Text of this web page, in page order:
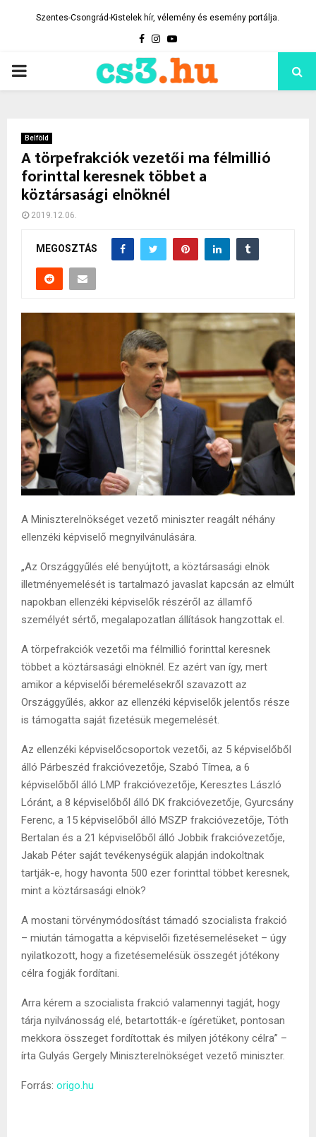
Szentes-Csongrád-Kistelek hír, vélemény és esemény portálja.
Facebook
Instagram
Youtube
PRIMARY
Belföld
A törpefrakciók vezetői ma félmillió
forinttal keresnek többet a
köztársasági elnöknél
2019.12.06.
MEGOSZTÁS
A Miniszterelnökséget vezető miniszter reagált néhány
ellenzéki képviselő megnyilvánulására.
„Az Országgyűlés elé benyújtott, a köztársasági elnök
illetményemelését is tartalmazó javaslat kapcsán az elmúlt
napokban ellenzéki képviselők részéről az államfő
személyét sértő, megalapozatlan állítások hangzottak el.
A törpefrakciók vezetői ma félmillió forinttal keresnek
többet a köztársasági elnöknél. Ez azért van így, mert
amikor a képviselői béremelésekről szavazott az
Országgyűlés, akkor az ellenzéki képviselők jelentős része
is támogatta saját fizetésük megemelését.
Az ellenzéki képviselőcsoportok vezetői, az 5 képviselőből
álló Párbeszéd frakcióvezetője, Szabó Tímea, a 6
képviselőből álló LMP frakcióvezetője, Keresztes László
Lóránt, a 8 képviselőből álló DK frakcióvezetője, Gyurcsány
Ferenc, a 15 képviselőből álló MSZP frakcióvezetője, Tóth
Bertalan és a 21 képviselőből álló Jobbik frakcióvezetője,
Jakab Péter saját tevékenységük alapján indokoltnak
tartják-e, hogy havonta 500 ezer forinttal többet keresnek,
mint a köztársasági elnök?
A mostani törvénymódosítást támadó szocialista frakció
– miután támogatta a képviselői fizetésemeléseket – úgy
nyilatkozott, hogy a fizetésemelésük összegét jótékony
célra fogják fordítani.
Arra kérem a szocialista frakció valamennyi tagját, hogy
tárja nyilvánosság elé, betartották-e ígéretüket, pontosan
mekkora összeget fordítottak és milyen jótékony célra” –
írta Gulyás Gergely Miniszterelnökséget vezető miniszter.
Forrás: origo.hu